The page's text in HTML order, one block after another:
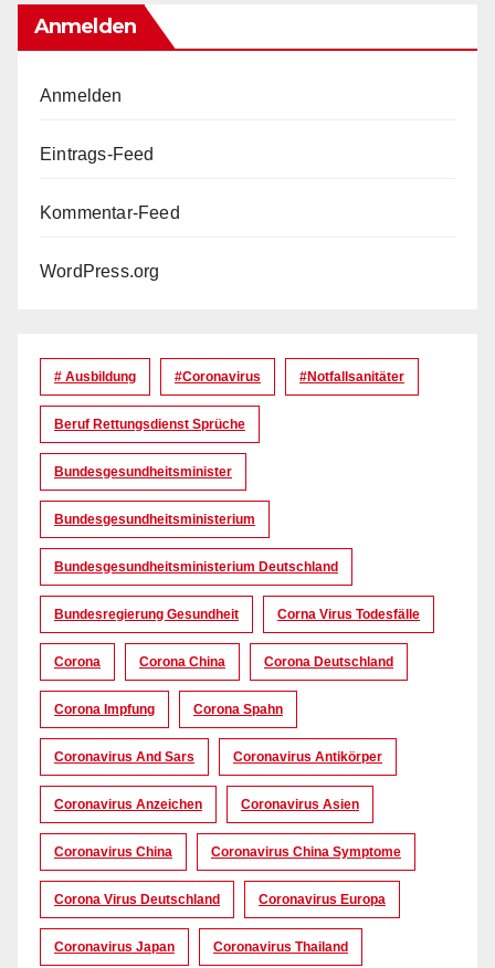
Anmelden
Anmelden
Eintrags-Feed
Kommentar-Feed
WordPress.org
# Ausbildung #coronavirus #Notfallsanitäter
Beruf Rettungsdienst Sprüche
Bundesgesundheitsminister
Bundesgesundheitsministerium
Bundesgesundheitsministerium Deutschland
Bundesregierung Gesundheit Corna Virus Todesfälle
Corona Corona China Corona Deutschland
Corona Impfung Corona Spahn
Coronavirus And Sars Coronavirus Antikörper
Coronavirus Anzeichen Coronavirus Asien
Coronavirus China Coronavirus China Symptome
Corona Virus Deutschland Coronavirus Europa
Coronavirus Japan Coronavirus Thailand